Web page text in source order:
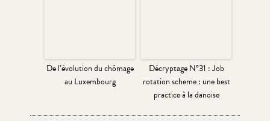
De l’évolution du chômage
au Luxembourg
Décryptage N°31 : Job
rotation scheme : une best
practice à la danoise